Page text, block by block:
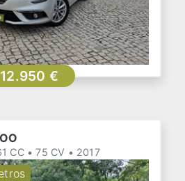
12.950 €
CC • 75 CV • 2017